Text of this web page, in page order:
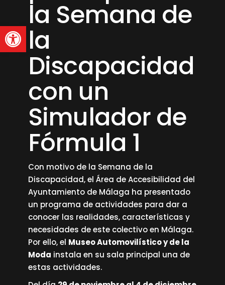
Abrir barra de
la Semana de
la
Discapacidad
con un
Simulador de
Fórmula 1
Con motivo de la Semana de la
Discapacidad, el Área de Accesibilidad del
Ayuntamiento de Málaga ha presentado
un programa de actividades para dar a
conocer las realidades, características y
necesidades de este colectivo en Málaga.
Por ello, el Museo Automovilístico y de la
Moda instala en su sala principal una de
estas actividades.